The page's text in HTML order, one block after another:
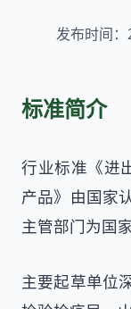
发布时间
标准简介
行业标准《进
产品》由国家
主管部门为国
主要起草单位